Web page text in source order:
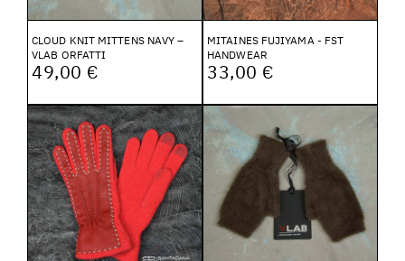
CLOUD KNIT MITTENS NAVY –
VLAB ORFATTI
49,00 €
MITAINES FUJIYAMA - FST
HANDWEAR
33,00 €